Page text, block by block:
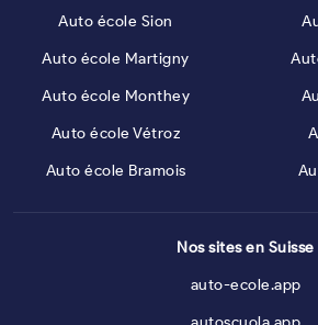
Auto école Sion
Auto école Martigny
Auto école Monthey
Auto école Vétroz
Auto école Bramois
Nos sites en Suisse
auto-ecole.app